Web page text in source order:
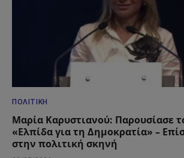
ΠΟΛΙΤΙΚΉ
Μαρία Καρυστιανού: Παρουσίασε
«Ελπίδα για τη Δημοκρατία» –
στην πολιτική σκηνή